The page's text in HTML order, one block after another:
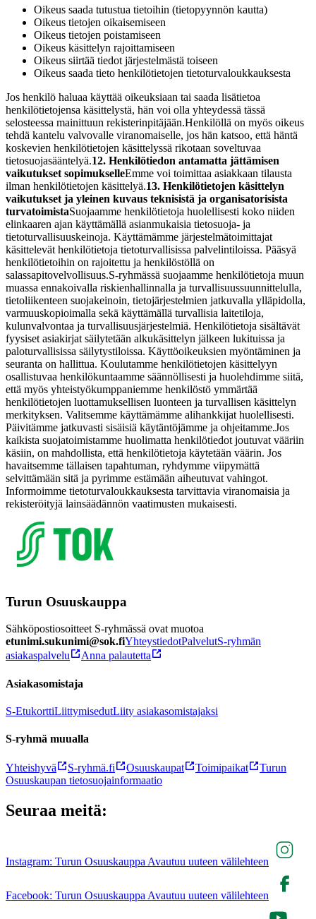
Oikeus saada tutustua tietoihin (tietopyynnön kautta)
Oikeus tietojen oikaisemiseen
Oikeus tietojen poistamiseen
Oikeus käsittelyn rajoittamiseen
Oikeus siirtää tiedot järjestelmästä toiseen
Oikeus saada tieto henkilötietojen tietoturvaloukkauksesta
Jos henkilö haluaa käyttää oikeuksiaan tai saada lisätietoa
henkilötietojensa käsittelystä, hän voi olla yhteydessä tässä
selosteessa mainittuun rekisterinpitäjään.Henkilöllä on myös oikeus
tehdä kantelu valvovalle viranomaiselle, jos hän katsoo, että häntä
koskevien henkilötietojen käsittelyssä rikotaan soveltuvaa
tietosuojasääntelyä.12. Henkilötiedon antamatta jättämisen
vaikutukset sopimukselleEmme voi toimittaa asiakkaan tilausta
ilman henkilötietojen käsittelyä.13. Henkilötietojen käsittelyn
vaikutukset ja yleinen kuvaus teknisistä ja organisatorisista
turvatoimistaSuojaamme henkilötietoja huolellisesti koko niiden
elinkaaren ajan käyttämällä asianmukaisia tietosuoja- ja
tietoturvallisuuskeinoja. Käyttämämme järjestelmätoimittajat
käsittelevät henkilötietoja tietoturvallisissa palvelintiloissa. Pääsyä
henkilötietoihin on rajoitettu ja henkilöstöllä on
salassapitovelvollisuus.S-ryhmässä suojaamme henkilötietoja muun
muassa ennakoivalla riskienhallinnalla ja turvallisuussuunnittelulla,
tietoliikenteen suojakeinoin, tietojärjestelmien jatkuvalla ylläpidolla,
varmuuskopioimalla sekä käyttämällä turvallisia laitetiloja,
kulunvalvontaa ja turvallisuusjärjestelmiä. Henkilötietoja sisältävät
fyysiset asiakirjat säilytetään alkukäsittelyn jälkeen lukituissa ja
paloturvallisissa säilytystiloissa. Käyttöoikeuksien myöntäminen ja
seuranta on hallittua. Koulutamme henkilötietojen käsittelyyn
osallistuvaa henkilökuntaamme säännöllisesti ja huolehdimme siitä,
että myös yhteistyökumppaniemme henkilöstö ymmärtää
henkilötietojen luottamuksellisen luonteen ja turvallisen käsittelyn
merkityksen. Valitsemme käyttämämme alihankkijat huolellisesti.
Päivitämme jatkuvasti sisäisiä käytäntöjämme ja ohjeitamme.Jos
kaikista suojatoimistamme huolimatta henkilötiedot joutuvat vääriin
käsiin, on mahdollista, että henkilötietoja käytetään väärin. Jos
havaitsemme tällaisen tapahtuman, ryhdymme viipymättä
selvittämään sitä ja pyrimme estämään aiheutuvat vahingot.
Informoimme tietoturvaloukkauksesta tarvittavia viranomaisia ja
rekisteröityjä lainsäädännön vaatimusten mukaisesti.
Turun Osuuskauppa
Sähköpostiosoitteet S-ryhmässä ovat muotoa
etunimi.sukunimi@sok.fiYhteystiedotPalvelutS-ryhmän
asiakaspalvelu
Anna palautetta
Asiakasomistaja
S-EtukorttiLiittymisedutLiity asiakasomistajaksi
S-ryhmä muualla
Yhteishyvä S-ryhmä.fi Osuuskaupat Toimipaikat
Turun
Osuuskaupan tietosuojainformaatio
Seuraa meitä:
Instagram: Turun Osuuskauppa Avautuu uuteen välilehteen
Facebook: Turun Osuuskauppa Avautuu uuteen välilehteen